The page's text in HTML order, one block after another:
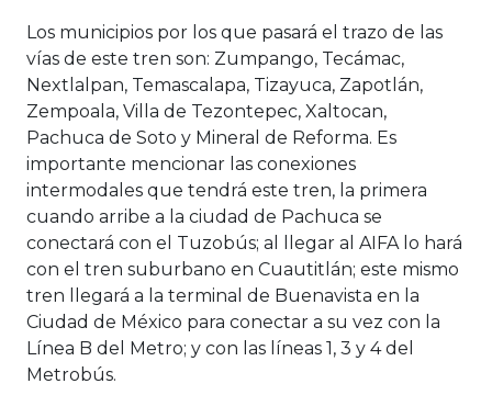
Los municipios por los que pasará el trazo de las
vías de este tren son: Zumpango, Tecámac,
Nextlalpan, Temascalapa, Tizayuca, Zapotlán,
Zempoala, Villa de Tezontepec, Xaltocan,
Pachuca de Soto y Mineral de Reforma. Es
importante mencionar las conexiones
intermodales que tendrá este tren, la primera
cuando arribe a la ciudad de Pachuca se
conectará con el Tuzobús; al llegar al AIFA lo hará
con el tren suburbano en Cuautitlán; este mismo
tren llegará a la terminal de Buenavista en la
Ciudad de México para conectar a su vez con la
Línea B del Metro; y con las líneas 1, 3 y 4 del
Metrobús.